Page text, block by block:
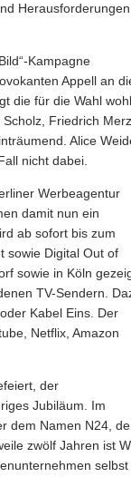
Herausforderungen
Kampagne
Appell an
die für die Wahl wohl
Friedrich Merz
Alice
nicht dabei.
Werbeagentur
damit nun ein
ab sofort bis zum
sowie Digital Out of
sowie in Köln
TV-Sendern.
Kabel Eins. Der
Netflix, Amazon
der
Jubiläum. Im
dem Namen N24,
zwölf Jahren ist
selbst